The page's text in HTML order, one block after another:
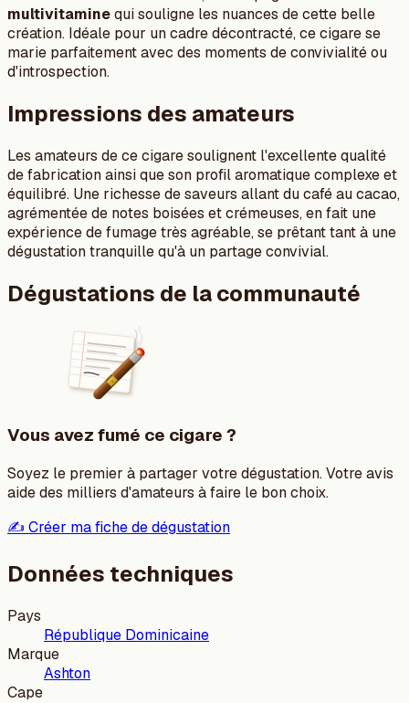
multivitaminequi souligne les nuances de cette belle
création. Idéale pour un cadre décontracté, ce cigare se
marie parfaitement avec des moments de convivialité ou
d'introspection.
Impressions des amateurs
Les amateurs de ce cigare soulignent l'excellente qualité
de fabrication ainsi que son profil aromatique complexe et
équilibré. Une richesse de saveurs allant du café au cacao,
agrémentée de notes boisées et crémeuses, en fait une
expérience de fumage très agréable, se prêtant tant à une
dégustation tranquille qu'à un partage convivial.
Dégustations de la communauté
Vous avez fumé ce cigare ?
Soyez le premier à partager votre dégustation. Votre avis
aide des milliers d'amateurs à faire le bon choix.
✍️ Créer ma fiche de dégustation
Données techniques
Pays
République Dominicaine
Marque
Ashton
Cape